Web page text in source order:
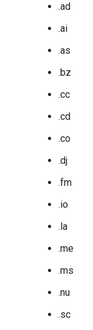
.ad
.ai
.as
.bz
.cc
.cd
.co
.dj
.fm
.io
.la
.me
.ms
.nu
.sc